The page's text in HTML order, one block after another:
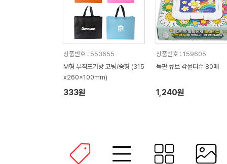
상품번호 : 553655
M형 부직포가방 코팅/중형 (315
x260x100mm)
333원
상품번호 : 159605
독판 큐브 각물티슈 80매
1,240원